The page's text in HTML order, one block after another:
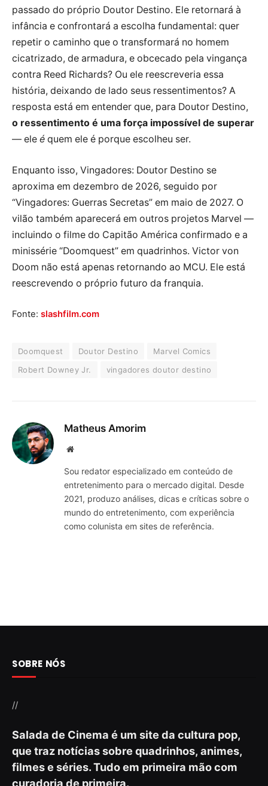
passado do próprio Doutor Destino. Ele retornará à
infância e confrontará a escolha fundamental: quer
repetir o caminho que o transformará no homem
cicatrizado, de armadura, e obcecado pela vingança
contra Reed Richards? Ou ele reescreveria essa
história, deixando de lado seus ressentimentos? A
resposta está em entender que, para Doutor Destino,
o ressentimento é uma força impossível de superar
— ele é quem ele é porque escolheu ser.
Enquanto isso, Vingadores: Doutor Destino se
aproxima em dezembro de 2026, seguido por
“Vingadores: Guerras Secretas” em maio de 2027. O
vilão também aparecerá em outros projetos Marvel —
incluindo o filme do Capitão América confirmado e a
minissérie “Doomquest” em quadrinhos. Victor von
Doom não está apenas retornando ao MCU. Ele está
reescrevendo o próprio futuro da franquia.
Fonte: slashfilm.com
Doomquest Doutor Destino
Marvel Comics
Robert Downey Jr.
vingadores doutor destino
Matheus Amorim
Website
Sou redator especializado em conteúdo de
entretenimento para o mercado digital. Desde
2021, produzo análises, dicas e críticas sobre o
mundo do entretenimento, com experiência
como colunista em sites de referência.
SOBRE NÓS
//
Salada de Cinema é um site da cultura pop,
que traz notícias sobre quadrinhos, animes,
filmes e séries. Tudo em primeira mão com
curadoria de primeira.